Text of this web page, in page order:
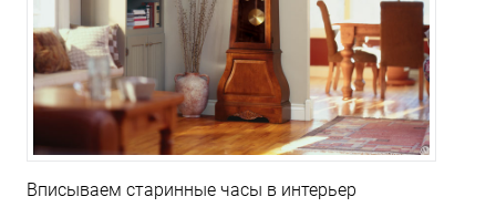
Вписываем старинные часы в интерьер